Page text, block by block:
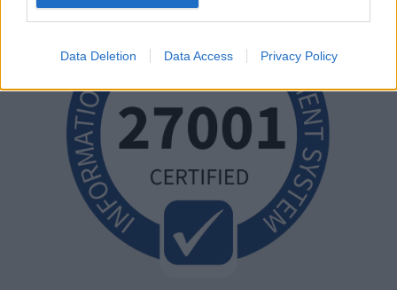
Data Deletion Data Access Privacy Policy